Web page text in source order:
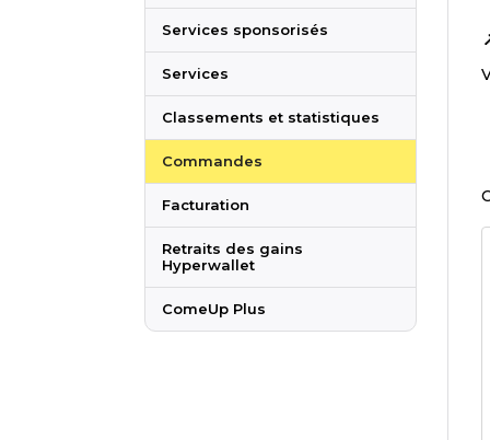
Services sponsorisés
Services
Classements et statistiques
Commandes
Facturation
Retraits des gains
Hyperwallet
ComeUp Plus